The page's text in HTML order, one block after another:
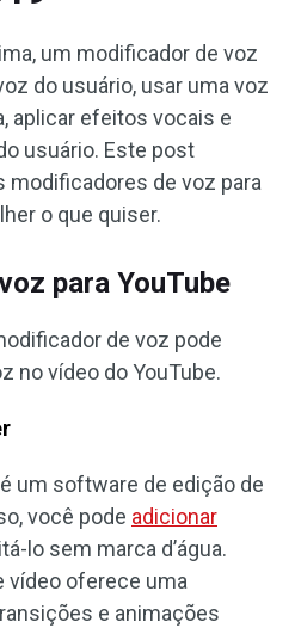
um modificador de voz
do usuário, usar uma voz
aplicar efeitos vocais e
usuário. Este post
modificadores de voz para
o que quiser.
para YouTube
de voz pode
no vídeo do YouTube.
um software de edição de
você pode adicionar
lo sem marca d’água.
vídeo oferece uma
e animações